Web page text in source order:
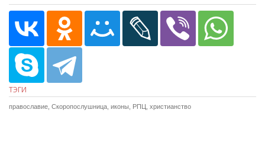
ТЭГИ
православие Скоропослушница иконы РПЦ христианство